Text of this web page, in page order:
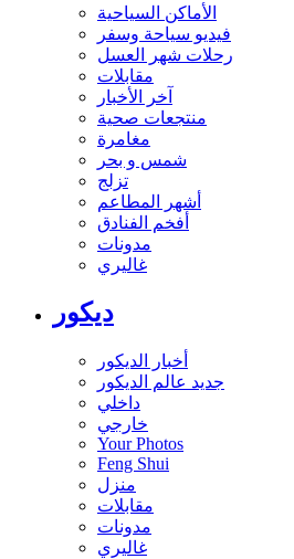
الأماكن السياحية
فيديو سياحة وسفر
رحلات شهر العسل
مقابلات
آخر الأخبار
منتجعات صحية
مغامرة
شمس و بحر
تزلج
أشهر المطاعم
أفخم الفنادق
مدونات
غاليري
ديكور
أخبار الديكور
جديد عالم الديكور
داخلي
خارجي
Your Photos
Feng Shui
منزل
مقابلات
مدونات
غاليري